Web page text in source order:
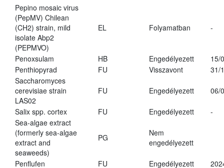
Pepino mosaic virus
(PepMV) Chilean
(CH2) strain, mild
isolate Abp2
(PEPMVO)
EL Folyamatban -
Penoxsulam HB Engedélyezett
15/
Penthiopyrad
FU Visszavont
31/
Saccharomyces
cerevisiae strain
LAS02
FU Engedélyezett 06/
Salix spp. cortex FU Engedélyezett
-
Sea-algae extract
(formerly sea-algae
extract and
seaweeds)
PG
Nem
engedélyezett
Penflufen FU Engedélyezett